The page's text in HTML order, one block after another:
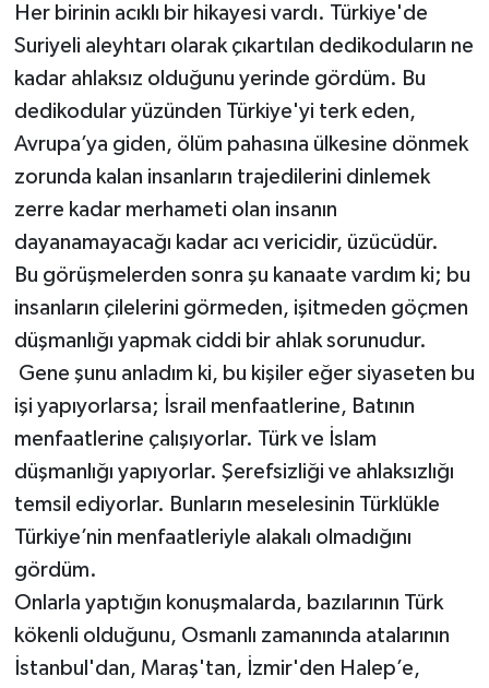
Her birinin acıklı bir hikayesi vardı. Türkiye'de
Suriyeli aleyhtarı olarak çıkartılan dedikoduların ne
kadar ahlaksız olduğunu yerinde gördüm. Bu
dedikodular yüzünden Türkiye'yi terk eden,
Avrupa’ya giden, ölüm pahasına ülkesine dönmek
zorunda kalan insanların trajedilerini dinlemek
zerre kadar merhameti olan insanın
dayanamayacağı kadar acı vericidir, üzücüdür.
Bu görüşmelerden sonra şu kanaate vardım ki; bu
insanların çilelerini görmeden, işitmeden göçmen
düşmanlığı yapmak ciddi bir ahlak sorunudur.
Gene şunu anladım ki, bu kişiler eğer siyaseten bu
işi yapıyorlarsa; İsrail menfaatlerine, Batının
menfaatlerine çalışıyorlar. Türk ve İslam
düşmanlığı yapıyorlar. Şerefsizliği ve ahlaksızlığı
temsil ediyorlar. Bunların meselesinin Türklükle
Türkiye’nin menfaatleriyle alakalı olmadığını
gördüm.
Onlarla yaptığın konuşmalarda, bazılarının Türk
kökenli olduğunu, Osmanlı zamanında atalarının
İstanbul'dan, Maraş'tan, İzmir'den Halep’e,